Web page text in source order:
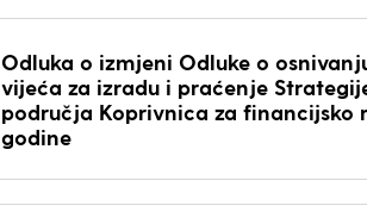
Odluka o izmjeni Odluke o
vijeća za izradu i praćenje
područja Koprivnica za financijsko
godine